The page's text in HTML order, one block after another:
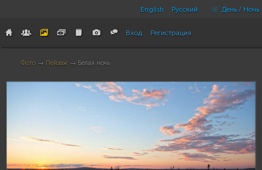
English Русский День / Ночь
Вход Регистрация
Фото → Пейзаж → Белая ночь